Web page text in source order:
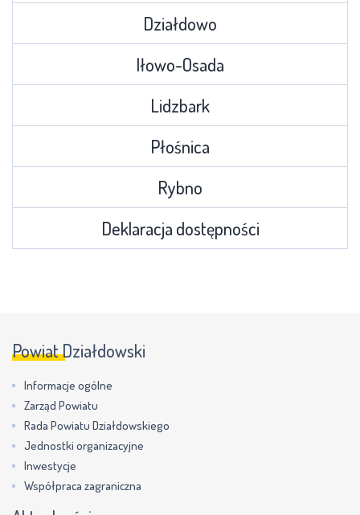
Działdowo
Iłowo-Osada
Lidzbark
Płośnica
Rybno
Deklaracja dostępności
Powiat Działdowski
Informacje ogólne
Zarząd Powiatu
Rada Powiatu Działdowskiego
Jednostki organizacyjne
Inwestycje
Współpraca zagraniczna